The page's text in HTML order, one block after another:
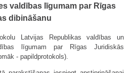
valdības līgumam par Rīgas
dibināšanu
Latvijas Republikas valdības un
līgumam par Rīgas Juridiskās
- papildprotokols).